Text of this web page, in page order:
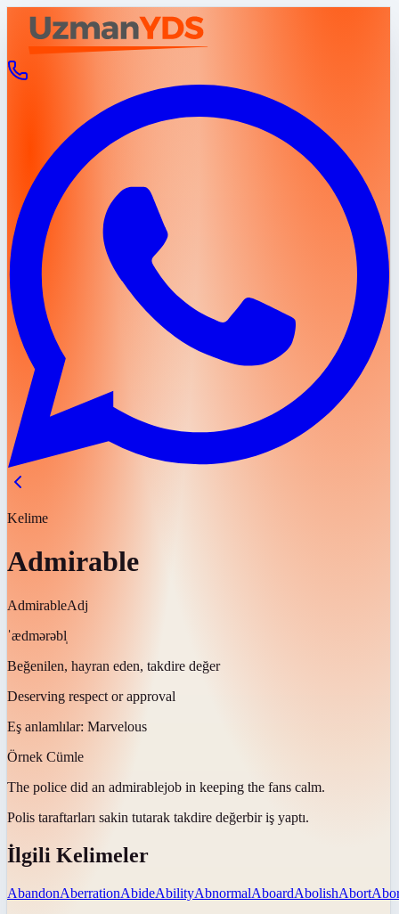
Kelime
Admirable
AdmirableAdj
ˈædmərəbl̩
Beğenilen, hayran eden, takdire değer
Deserving respect or approval
Eş anlamlılar: Marvelous
Örnek Cümle
The police did an admirablejob in keeping the fans calm.
Polis taraftarları sakin tutarak takdire değerbir iş yaptı.
İlgili Kelimeler
AbandonAberrationAbideAbilityAbnormalAboardAbolishAbort